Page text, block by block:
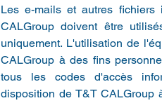
Les e-mails et autres fichiers
CALGroup doivent être
uniquement. L'utilisation de
CALGroup à des fins
tous les codes d'accès
disposition de T&T CALGroup